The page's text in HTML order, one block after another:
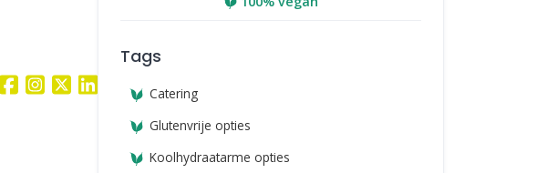
Tags
Catering
Glutenvrije opties
Koolhydraatarme opties